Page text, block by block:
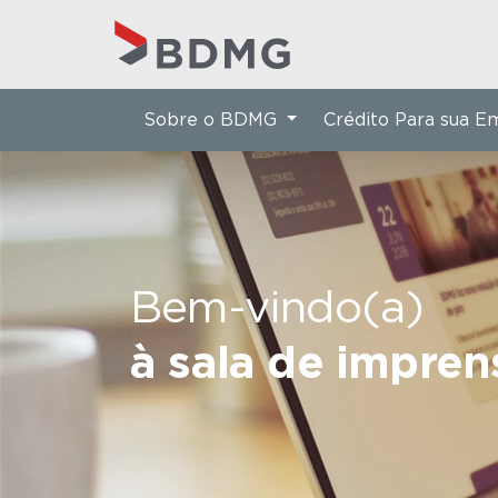
Bem-vindo(a)
à sala de
Sobre o BDMG Crédito Para sua